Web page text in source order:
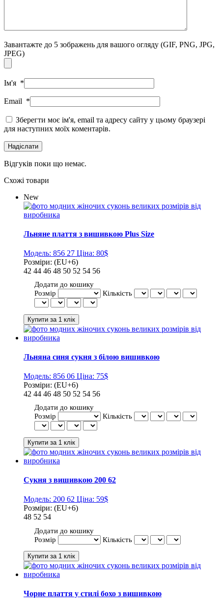
Завантажте до 5 зображень для вашого огляду (GIF, PNG, JPG,
JPEG)
Ім'я *
Email *
Зберегти моє ім'я, email та адресу сайту у цьому браузері
для наступних моїх коментарів.
Відгуків поки що немає.
Схожі товари
New
Льняне плаття з вишивкою Plus Size
Модель: 856 27 Ціна: 80$
Розміри: (EU+6)
42 44 46 48 50 52 54 56
Додати до кошику
Розмір
Кількість
Льняна синя сукня з білою вишивкою
Модель: 856 06 Ціна: 75$
Розміри: (EU+6)
42 44 46 48 50 52 54 56
Додати до кошику
Розмір
Кількість
Сукня з вишивкою 200 62
Модель: 200 62 Ціна: 59$
Розміри: (EU+6)
48 52 54
Додати до кошику
Розмір
Кількість
Чорне плаття у стилі бохо з вишивкою